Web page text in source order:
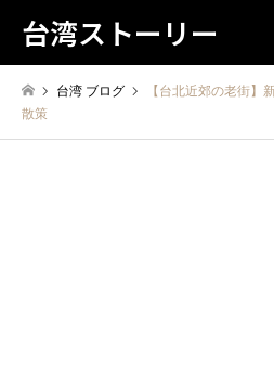
台湾ストーリー
台湾 ブログ
【台北近郊の老街】
散策